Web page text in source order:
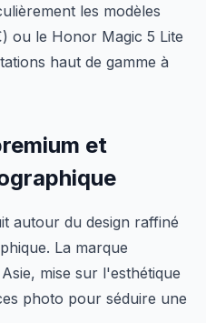
les modèles
ou le Honor Magic 5 Lite
haut de gamme à
et
autour du design raffiné
La marque
mise sur l'esthétique
photo pour séduire une